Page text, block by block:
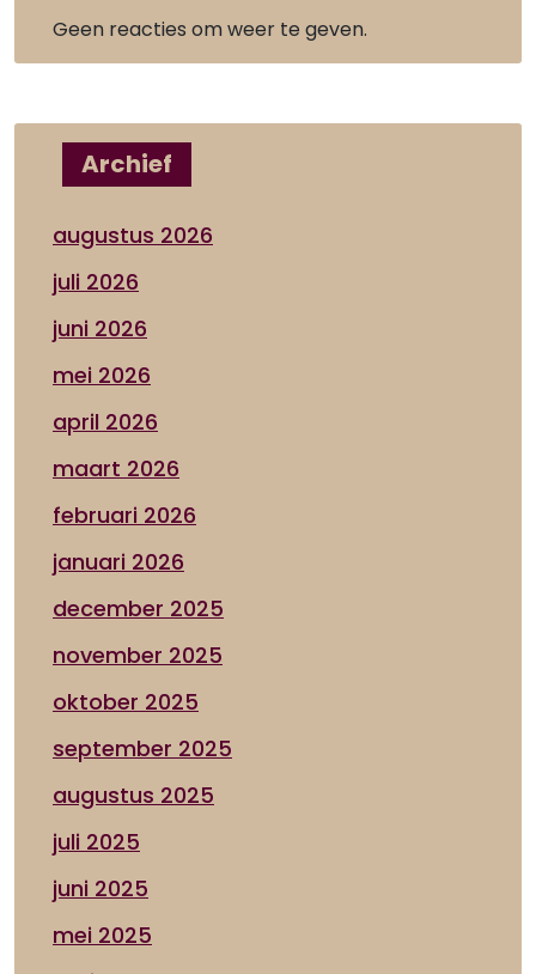
Geen reacties om weer te geven.
Archief
augustus 2026
juli 2026
juni 2026
mei 2026
april 2026
maart 2026
februari 2026
januari 2026
december 2025
november 2025
oktober 2025
september 2025
augustus 2025
juli 2025
juni 2025
mei 2025